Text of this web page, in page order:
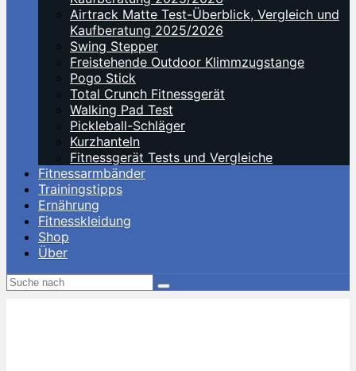
Airtrack Matte Test-Überblick, Vergleich und
Kaufberatung 2025/2026
Swing Stepper
Freistehende Outdoor Klimmzugstange
Pogo Stick
Total Crunch Fitnessgerät
Walking Pad Test
Pickleball-Schläger
Kurzhanteln
Fitnessgerät Tests und Vergleiche
Fitnessarmbänder
Trainingstipps
Ernährung
Fitnesskleidung
Shop
Über